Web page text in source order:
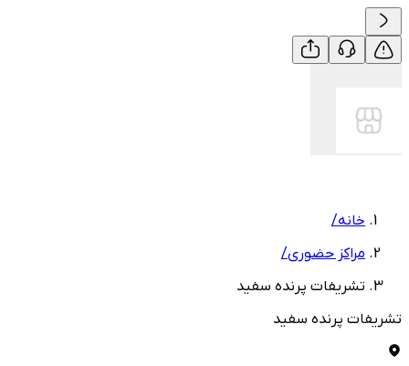
خانه/
مراکز حضوری/
تشریفات پرنده سفید
تشریفات پرنده سفید